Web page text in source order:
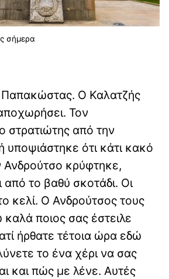
σήμερα
Ο Καλατζής
Τον
στρατιώτης από την
υποψιάστηκε ότι κάτι κακό
κρύφτηκε,
από το βαθύ σκοτάδι. Οι
κελί. Ο Ανδρούτσος τους
ποιος σας έστειλε
ήρθατε τέτοια ώρα εδώ
το ένα χέρι να σας
και πώς με λένε. Αυτές